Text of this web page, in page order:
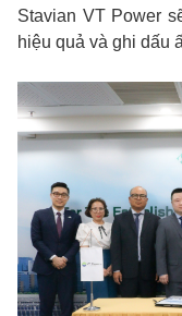
Stavian VT Power
hiệu quả và ghi dấu